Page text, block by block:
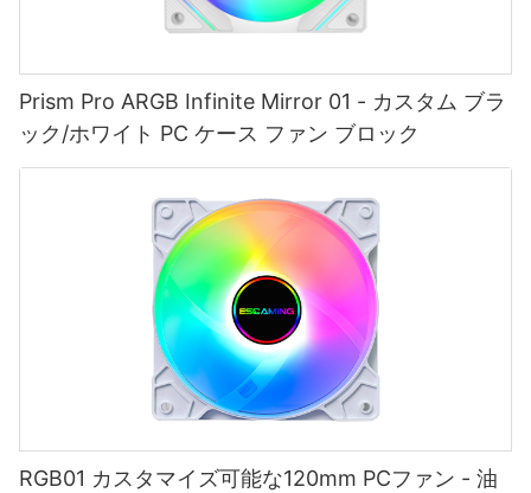
Prism Pro ARGB Infinite Mirror 01 - カスタム ブラ
ック/ホワイト PC ケース ファン ブロック
RGB01 カスタマイズ可能な120mm PCファン - 油